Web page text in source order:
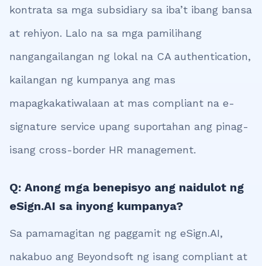
kontrata sa mga subsidiary sa iba’t ibang bansa
at rehiyon. Lalo na sa mga pamilihang
nangangailangan ng lokal na CA authentication,
kailangan ng kumpanya ang mas
mapagkakatiwalaan at mas compliant na e-
signature service upang suportahan ang pinag-
isang cross-border HR management.
Q: Anong mga benepisyo ang naidulot ng
eSign.AI sa inyong kumpanya?
Sa pamamagitan ng paggamit ng eSign.AI,
nakabuo ang Beyondsoft ng isang compliant at